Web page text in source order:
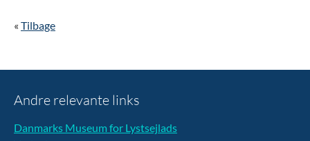
« Tilbage
Andre relevante links
Danmarks Museum for Lystsejlads